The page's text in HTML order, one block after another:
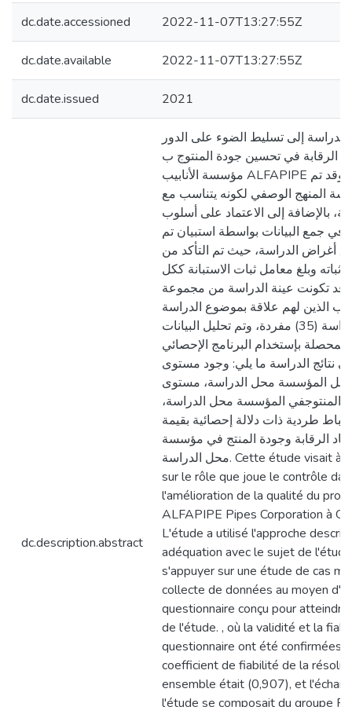
dc.date.accessioned 2022-11-07T13:27:55Z
dc.date.available 2022-11-07T13:27:55Z
dc.date.issued 2021
dc.description.abstract
إلى تسليط الضوء على الدور
الرقابة في تحسين جودة المنتوج ب
مؤسسة الأنابيب ALFAPIPE بغرداية، وقد تم
المنهج الوصفي لكونه يتناسب مع
بالإضافة إلى الاعتماد على أسلوب
في جمع البيانات بواسطة استبيان تم
أغراض الدراسة، حيث تم التأكد من
وبلغ معامل ثبات الاستبانة ككل
وقد تكونت عينة الدراسة من مجموعة
الذين لهم علاقة بموضوع الدراسة
وبلغت عينة الدراسة (35) مفردة، وتم تحليل البيانات
المحصلة بإستخدام البرنامج الإحصائي (SPSS)، وقد
نتائج الدراسة ما يلي: وجود مستوى
داخل المؤسسة محل الدراسة، مستوى
المنتوجفي المؤسسة محل الدراسة،
طردية ذات دلالة إحصائية بقيمة
ابعاد الرقابة وجودة المنتج في مؤسسة
محل الدراسة. Cette étude visait à faire la lumière
sur le rôle que joue le contrôle
l'amélioration de la qualité du
ALFAPIPE Pipes Corporation à
L'étude a utilisé l'approche
adéquation avec le sujet de
s'appuyer sur une étude de cas
collecte de données au moyen
questionnaire conçu pour
de l'étude. , où la validité et la
questionnaire ont été confirmées,
coefficient de fiabilité de la
ensemble était (0,907), et
l'étude se composait du groupe